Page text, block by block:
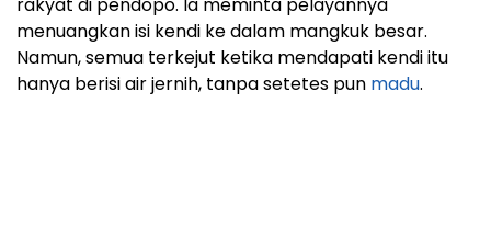
menuangkan isi kendi ke dalam mangkuk besar.
Namun, semua terkejut ketika mendapati kendi itu
hanya berisi air jernih, tanpa setetes pun madu.